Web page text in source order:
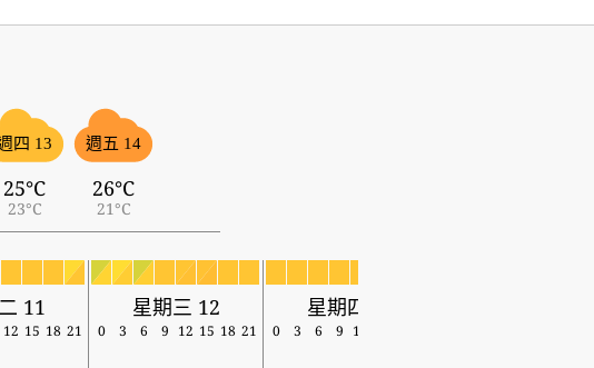
四 13
25°C
23°C
週五 14
26°C
21°C
11 星期三 12 星期四 13
12 15 18 21 0 3 6 9 12 15 18 21 0 3 6 9 12